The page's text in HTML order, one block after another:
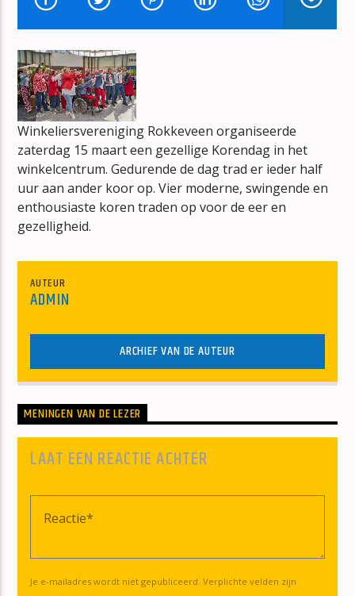
PETER BORKES
mz-radio
Winkeliersvereniging Rokkeveen organiseerde
zaterdag 15 maart een gezellige Korendag in het
winkelcentrum. Gedurende de dag trad er ieder half
uur aan ander koor op. Vier moderne, swingende en
enthousiaste koren traden op voor de eer en
gezelligheid.
AUTEUR
ADMIN
ARCHIEF VAN DE AUTEUR
MENINGEN VAN DE LEZER
LAAT EEN REACTIE ACHTER
Je e-mailadres wordt niet gepubliceerd. Verplichte velden zijn